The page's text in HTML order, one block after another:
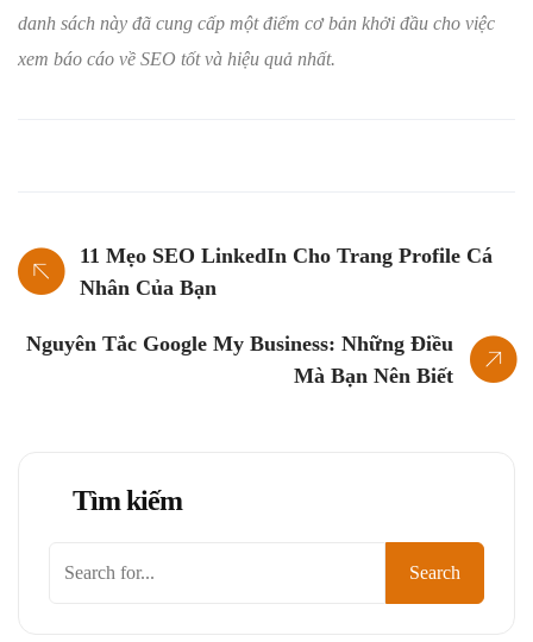
danh sách này đã cung cấp một điểm cơ bản khởi đầu cho việc
xem báo cáo về SEO tốt và hiệu quả nhất.
11 Mẹo SEO LinkedIn Cho Trang Profile Cá
Nhân Của Bạn
Nguyên Tắc Google My Business: Những Điều
Mà Bạn Nên Biết
Tìm kiếm
Search